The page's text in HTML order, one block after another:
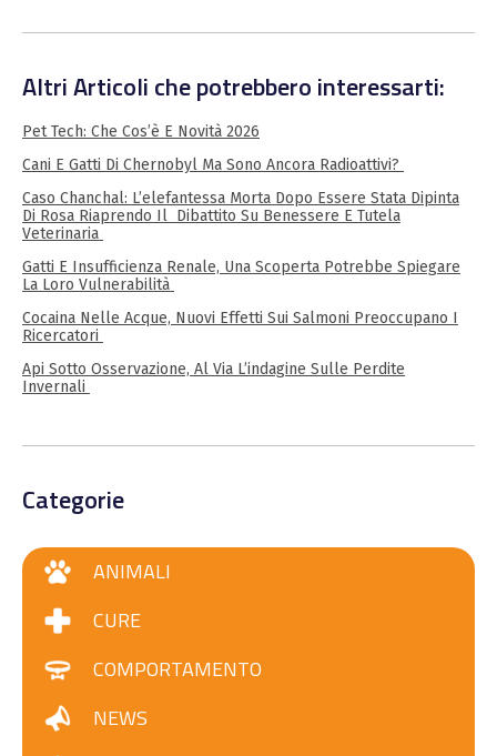
Altri Articoli che potrebbero interessarti:
Pet Tech: Che Cos’è E Novità 2026
Cani E Gatti Di Chernobyl Ma Sono Ancora Radioattivi?
Caso Chanchal: L’elefantessa Morta Dopo Essere Stata Dipinta
Di Rosa Riaprendo Il Dibattito Su Benessere E Tutela
Veterinaria
Gatti E Insufficienza Renale, Una Scoperta Potrebbe Spiegare
La Loro Vulnerabilità
Cocaina Nelle Acque, Nuovi Effetti Sui Salmoni Preoccupano I
Ricercatori
Api Sotto Osservazione, Al Via L’indagine Sulle Perdite
Invernali
Categorie
ANIMALI
CURE
COMPORTAMENTO
NEWS